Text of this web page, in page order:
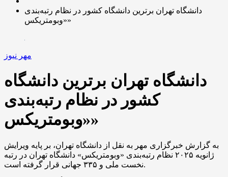
دانشگاه تهران برترین دانشگاه کشور در نظام رتبه‌بندی
«وبومتریکس»
مهر نیوز
دانشگاه تهران برترین دانشگاه
کشور در نظام رتبه‌بندی
«وبومتریکس»
به گزارش خبرگزاری مهر به نقل از دانشگاه تهران، بر پایه ویرایش
ژانویه ۲۰۲۵ نظام رتبه‌بندی «وبومتریکس» دانشگاه تهران در رتبه
نخست ملی و ۳۳۵ جهانی قرار گرفته است.